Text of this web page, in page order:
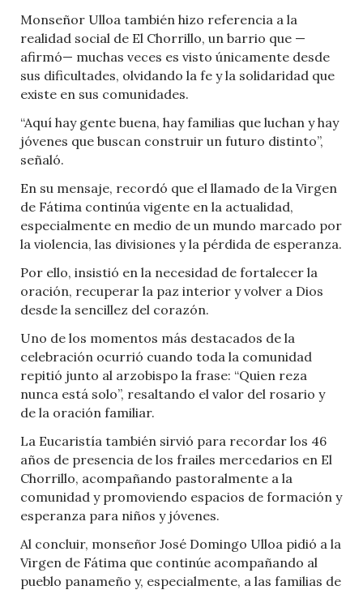
Monseñor Ulloa también hizo referencia a la
realidad social de El Chorrillo, un barrio que —
afirmó— muchas veces es visto únicamente desde
sus dificultades, olvidando la fe y la solidaridad que
existe en sus comunidades.
“Aquí hay gente buena, hay familias que luchan y hay
jóvenes que buscan construir un futuro distinto”,
señaló.
En su mensaje, recordó que el llamado de la Virgen
de Fátima continúa vigente en la actualidad,
especialmente en medio de un mundo marcado por
la violencia, las divisiones y la pérdida de esperanza.
Por ello, insistió en la necesidad de fortalecer la
oración, recuperar la paz interior y volver a Dios
desde la sencillez del corazón.
Uno de los momentos más destacados de la
celebración ocurrió cuando toda la comunidad
repitió junto al arzobispo la frase: “Quien reza
nunca está solo”, resaltando el valor del rosario y
de la oración familiar.
La Eucaristía también sirvió para recordar los 46
años de presencia de los frailes mercedarios en El
Chorrillo, acompañando pastoralmente a la
comunidad y promoviendo espacios de formación y
esperanza para niños y jóvenes.
Al concluir, monseñor José Domingo Ulloa pidió a la
Virgen de Fátima que continúe acompañando al
pueblo panameño y, especialmente, a las familias de